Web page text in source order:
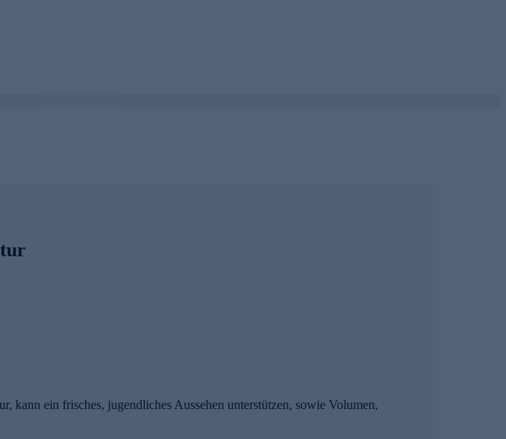
kann ein frisches, jugendliches Aussehen unterstützen, sowie Volumen,